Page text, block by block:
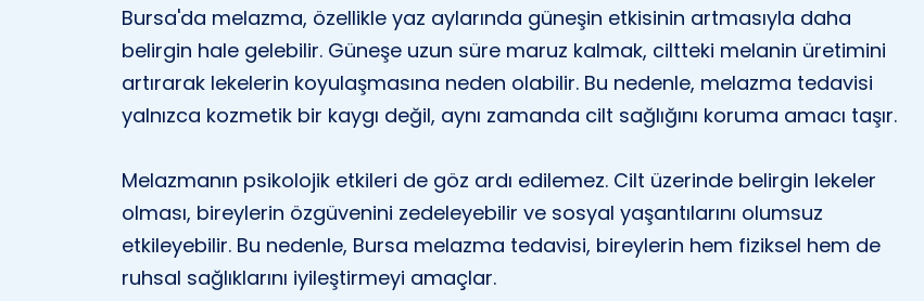
Bursa'da melazma, özellikle yaz aylarında güneşin etkisinin artmasıyla daha
belirgin hale gelebilir. Güneşe uzun süre maruz kalmak, ciltteki melanin üretimini
artırarak lekelerin koyulaşmasına neden olabilir. Bu nedenle, melazma tedavisi
yalnızca kozmetik bir kaygı değil, aynı zamanda cilt sağlığını koruma amacı taşır.
Melazmanın psikolojik etkileri de göz ardı edilemez. Cilt üzerinde belirgin lekeler
olması, bireylerin özgüvenini zedeleyebilir ve sosyal yaşantılarını olumsuz
etkileyebilir. Bu nedenle, Bursa melazma tedavisi, bireylerin hem fiziksel hem de
ruhsal sağlıklarını iyileştirmeyi amaçlar.